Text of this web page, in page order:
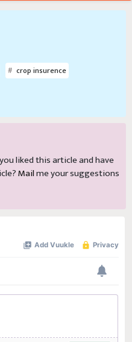
crop insurence
liked this article and have
Mailme your suggestions